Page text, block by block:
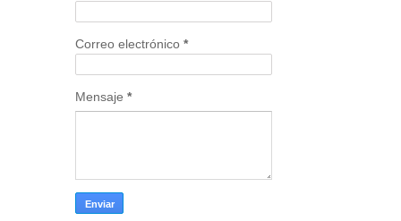
Correo electrónico *
Mensaje *